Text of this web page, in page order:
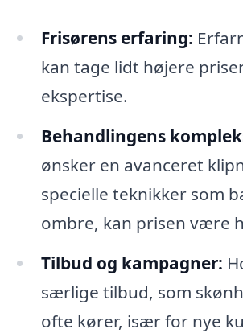
Frisørens erfaring:
kan tage lidt højere
ekspertise.
Behandlingens
ønsker en avanceret
specielle teknikker som
ombre, kan prisen være
Tilbud og kampagner:
særlige tilbud, som
ofte kører, især for nye